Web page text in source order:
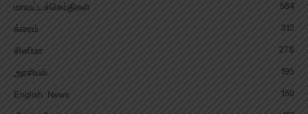
மாவட்டச்செய்திகள்
584
க்ரைம்
312
சினிமா
278
அரசியல்
195
English News
150